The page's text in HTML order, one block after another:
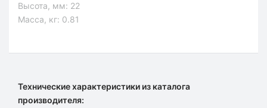
Высота, мм: 22
Масса, кг: 0.81
Технические характеристики из каталога
производителя: